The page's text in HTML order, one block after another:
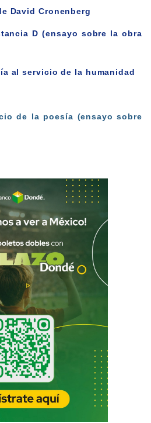
David Cronenberg
D (ensayo sobre la obra
al servicio de la humanidad
de la poesía (ensayo sobre